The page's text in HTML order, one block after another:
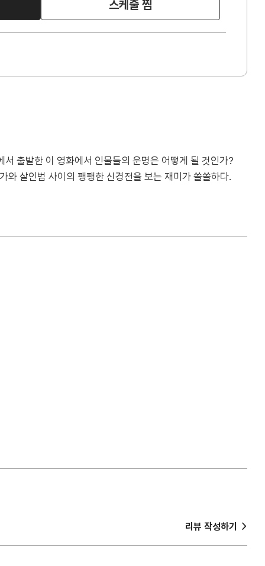
스케줄 찜
출발한 이 영화에서 인물들의 운명은 어떻게 될 것인가?
와 살인범 사이의 팽팽한 신경전을 보는 재미가 쏠쏠하다.
리뷰 작성하기 >